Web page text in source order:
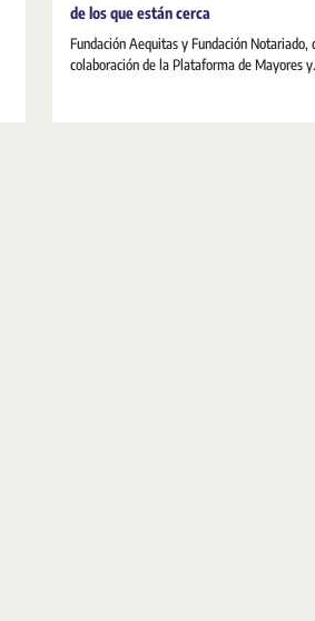
de los que están cerca
Fundación Aequitas y Fundación Notariado,
colaboración de la Plataforma de Mayores